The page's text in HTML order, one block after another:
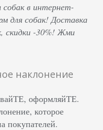
в интернет-
для собак! Доставка
скидки -30%! Жми
наклонение
оформляйТЕ.
которое
покупателей.